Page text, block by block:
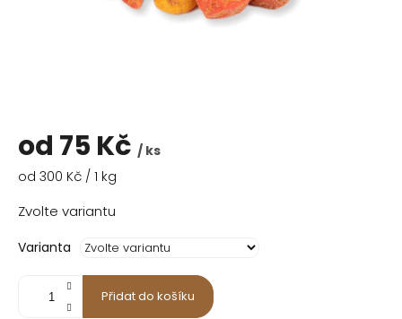
od 75 Kč / ks
Měrná
od 300 Kč / 1 kg
Zvolte variantu
Varianta
Přidat do košíku